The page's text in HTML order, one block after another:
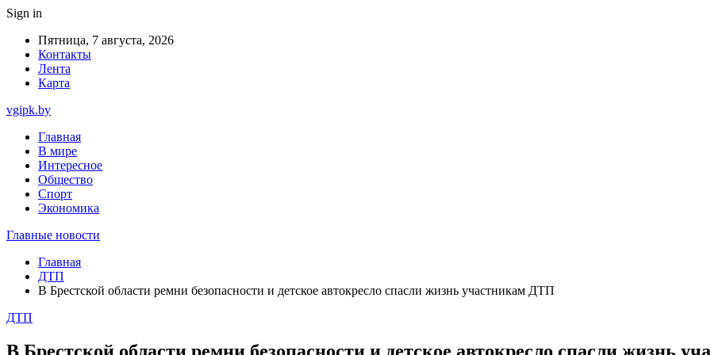
Sign in
Пятница, 7 августа, 2026
Контакты
Лента
Карта
vgipk.by
Главная
В мире
Интересное
Общество
Спорт
Экономика
Главные новости
Главная
ДТП
В Брестской области ремни безопасности и детское автокресло спасли жизнь участникам ДТП
ДТП